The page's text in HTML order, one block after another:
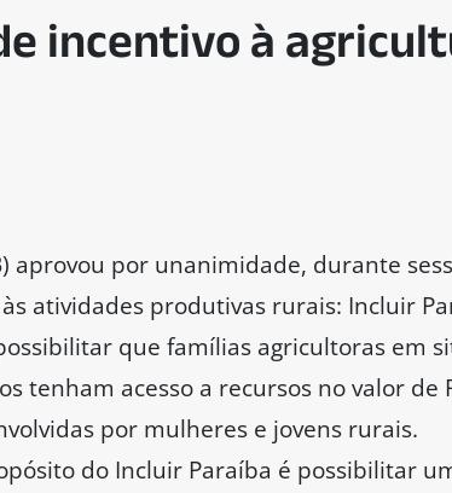
incentivo à
aprovou por unanimidade, durante
atividades produtivas rurais: Incluir
que famílias agricultoras em
tenham acesso a recursos no valor de
por mulheres e jovens rurais.
do Incluir Paraíba é possibilitar